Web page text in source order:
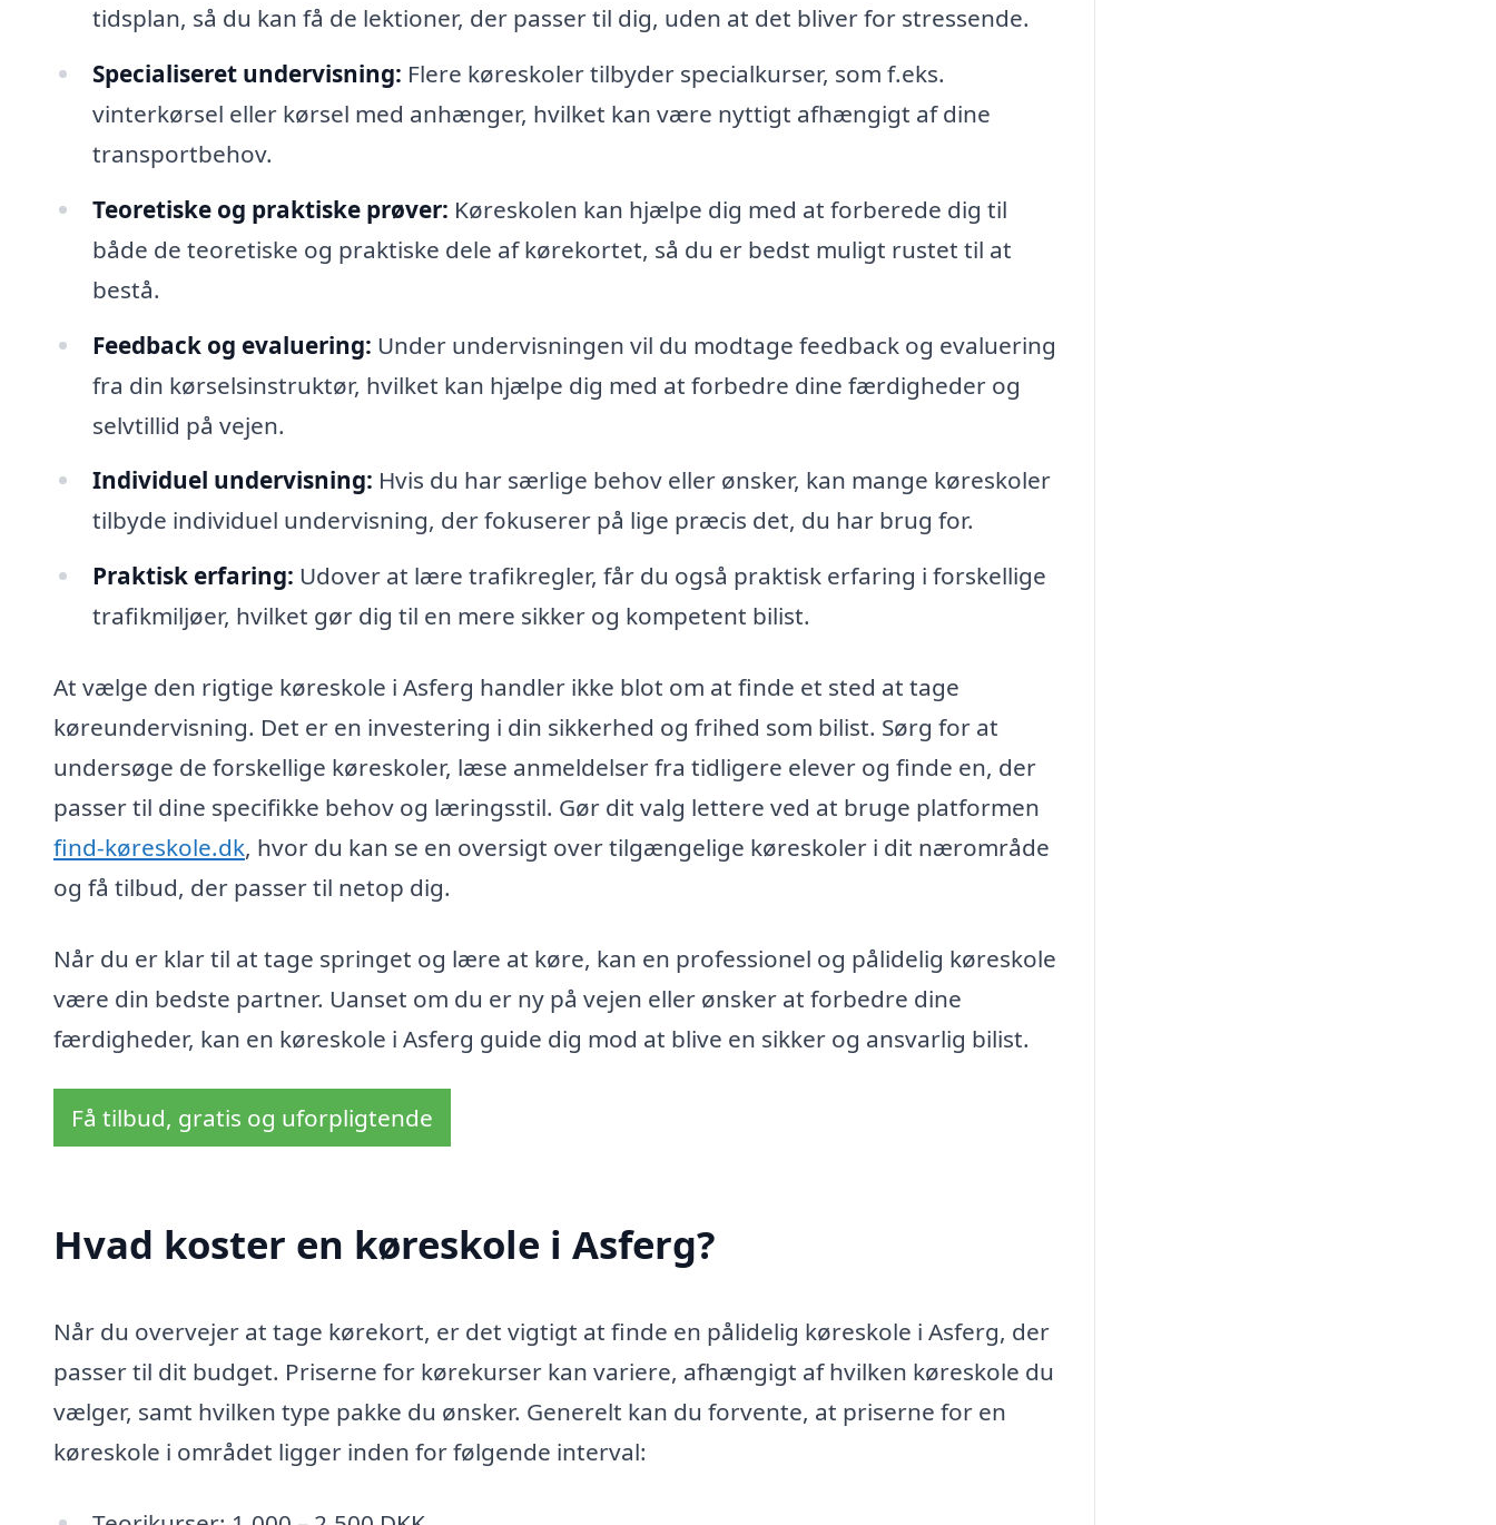
tidsplan, så du kan få de lektioner, der passer til dig, uden at det bliver for stressende.
Specialiseret undervisning: Flere køreskoler tilbyder specialkurser, som f.eks.
vinterkørsel eller kørsel med anhænger, hvilket kan være nyttigt afhængigt af dine
transportbehov.
Teoretiske og praktiske prøver: Køreskolen kan hjælpe dig med at forberede dig til
både de teoretiske og praktiske dele af kørekortet, så du er bedst muligt rustet til at
bestå.
Feedback og evaluering: Under undervisningen vil du modtage feedback og evaluering
fra din kørselsinstruktør, hvilket kan hjælpe dig med at forbedre dine færdigheder og
selvtillid på vejen.
Individuel undervisning: Hvis du har særlige behov eller ønsker, kan mange køreskoler
tilbyde individuel undervisning, der fokuserer på lige præcis det, du har brug for.
Praktisk erfaring: Udover at lære trafikregler, får du også praktisk erfaring i forskellige
trafikmiljøer, hvilket gør dig til en mere sikker og kompetent bilist.
At vælge den rigtige køreskole i Asferg handler ikke blot om at finde et sted at tage
køreundervisning. Det er en investering i din sikkerhed og frihed som bilist. Sørg for at
undersøge de forskellige køreskoler, læse anmeldelser fra tidligere elever og finde en, der
passer til dine specifikke behov og læringsstil. Gør dit valg lettere ved at bruge platformen
find-køreskole.dk, hvor du kan se en oversigt over tilgængelige køreskoler i dit nærområde
og få tilbud, der passer til netop dig.
Når du er klar til at tage springet og lære at køre, kan en professionel og pålidelig køreskole
være din bedste partner. Uanset om du er ny på vejen eller ønsker at forbedre dine
færdigheder, kan en køreskole i Asferg guide dig mod at blive en sikker og ansvarlig bilist.
Få tilbud, gratis og uforpligtende
Hvad koster en køreskole i Asferg?
Når du overvejer at tage kørekort, er det vigtigt at finde en pålidelig køreskole i Asferg, der
passer til dit budget. Priserne for kørekurser kan variere, afhængigt af hvilken køreskole du
vælger, samt hvilken type pakke du ønsker. Generelt kan du forvente, at priserne for en
køreskole i området ligger inden for følgende interval: